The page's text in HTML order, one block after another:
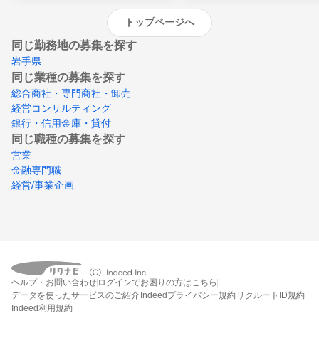
トップページへ
同じ勤務地の募集を探す
岩手県
同じ業種の募集を探す
総合商社・専門商社・卸売
経営コンサルティング
銀行・信用金庫・貸付
同じ職種の募集を探す
営業
金融専門職
経営/事業企画
ヘルプ・お問い合わせ ログインでお困りの方はこちら
データを使ったサービスのご紹介Indeedプライバシー規約 リクルートID規約
Indeed利用規約